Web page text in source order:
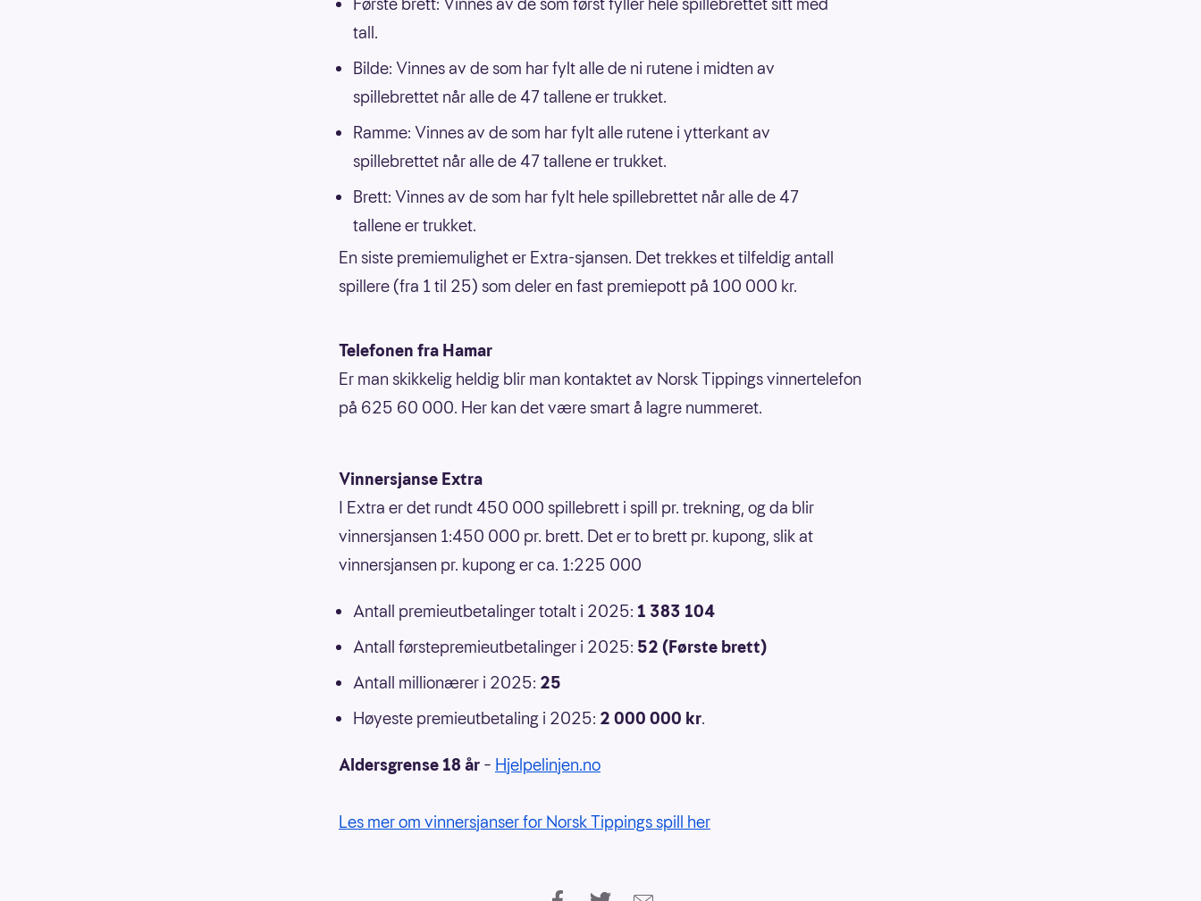
tall.
Bilde: Vinnes av de som har fylt alle de ni rutene i midten av
spillebrettet når alle de 47 tallene er trukket.
Ramme: Vinnes av de som har fylt alle rutene i ytterkant av
spillebrettet når alle de 47 tallene er trukket.
Brett: Vinnes av de som har fylt hele spillebrettet når alle de 47
tallene er trukket.
En siste premiemulighet er Extra-sjansen. Det trekkes et tilfeldig antall
spillere (fra 1 til 25) som deler en fast premiepott på 100 000 kr.
Telefonen fra Hamar
Er man skikkelig heldig blir man kontaktet av Norsk Tippings vinnertelefon
på 625 60 000. Her kan det være smart å lagre nummeret.
Vinnersjanse Extra
I Extra er det rundt 450 000 spillebrett i spill pr. trekning, og da blir
vinnersjansen 1:450 000 pr. brett. Det er to brett pr. kupong, slik at
vinnersjansen pr. kupong er ca. 1:225 000
Antall premieutbetalinger totalt i 2025: 1 383 104
Antall førstepremieutbetalinger i 2025: 52 (Første brett)
Antall millionærer i 2025: 25
Høyeste premieutbetaling i 2025: 2 000 000 kr.
Aldersgrense 18 år – Hjelpelinjen.no
Les mer om vinnersjanser for Norsk Tippings spill her